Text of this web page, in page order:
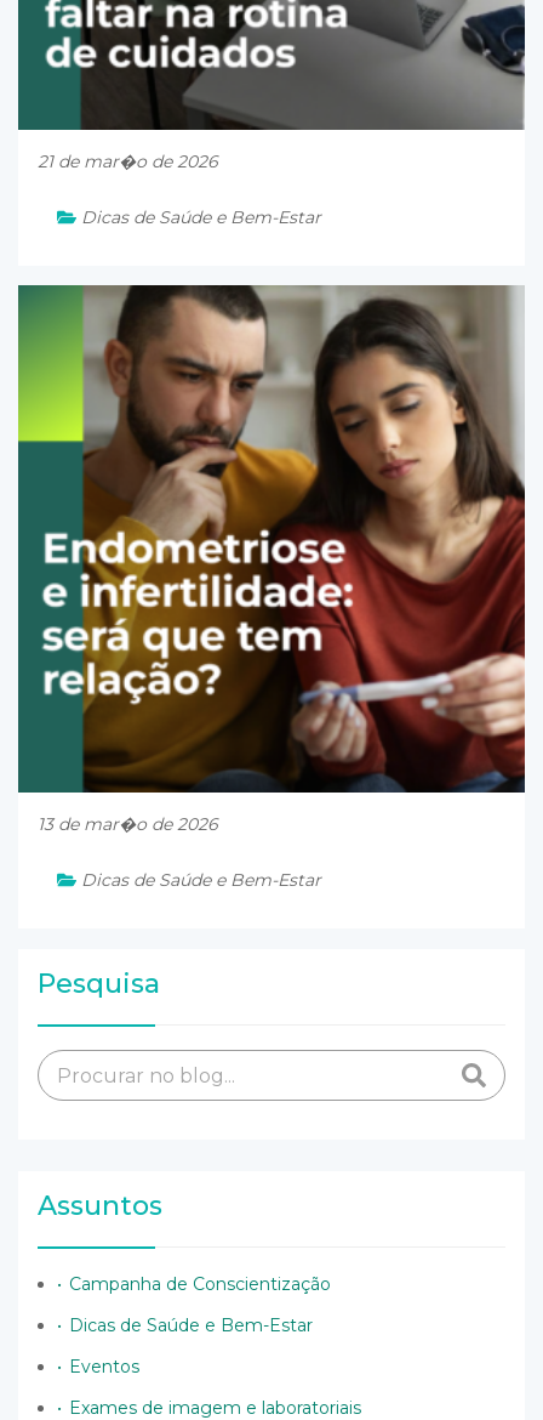
21 de mar�o de 2026
Dicas de Saúde e Bem-Estar
13 de mar�o de 2026
Dicas de Saúde e Bem-Estar
Pesquisa
Assuntos
Campanha de Conscientização
Dicas de Saúde e Bem-Estar
Eventos
Exames de imagem e laboratoriais